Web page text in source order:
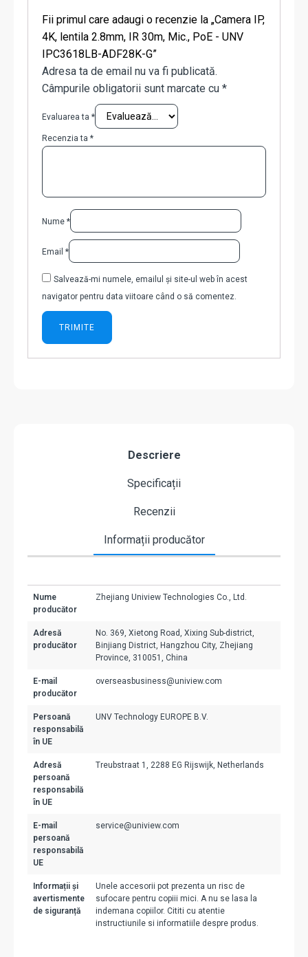
Fii primul care adaugi o recenzie la „Camera IP,
4K, lentila 2.8mm, IR 30m, Mic., PoE - UNV
IPC3618LB-ADF28K-G”
Adresa ta de email nu va fi publicată.
Câmpurile obligatorii sunt marcate cu *
Evaluarea ta *
Recenzia ta *
Nume *
Email *
Salvează-mi numele, emailul și site-ul web în acest
navigator pentru data viitoare când o să comentez.
Descriere
Specificații
Recenzii
Informații producător
Nume
producător
Zhejiang Uniview Technologies Co., Ltd.
Adresă
producător
No. 369, Xietong Road, Xixing Sub-district,
Binjiang District, Hangzhou City, Zhejiang
Province, 310051, China
E-mail
producător
overseasbusiness@uniview.com
Persoană
responsabilă
în UE
UNV Technology EUROPE B.V.
Adresă
persoană
responsabilă
în UE
Treubstraat 1, 2288 EG Rijswijk, Netherlands
E-mail
persoană
responsabilă
UE
service@uniview.com
Informații și
avertismente
de siguranță
Unele accesorii pot prezenta un risc de
sufocare pentru copiii mici. A nu se lasa la
indemana copiilor. Cititi cu atentie
instructiunile si informatiile despre produs.